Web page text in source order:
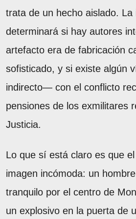
trata de un hecho aislado. La
determinará si hay autores
artefacto era de fabricación
sofisticado, y si existe algún
indirecto— con el conflicto
pensiones de los exmilitares
Justicia.
Lo que sí está claro es que
imagen incómoda: un
tranquilo por el centro de
un explosivo en la puerta de